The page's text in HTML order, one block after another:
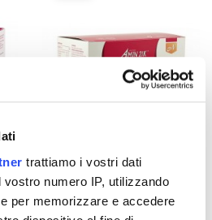
trattiamo i vostri dati
numero IP, utilizzando
per memorizzare e accedere
Integratori per dimagrire